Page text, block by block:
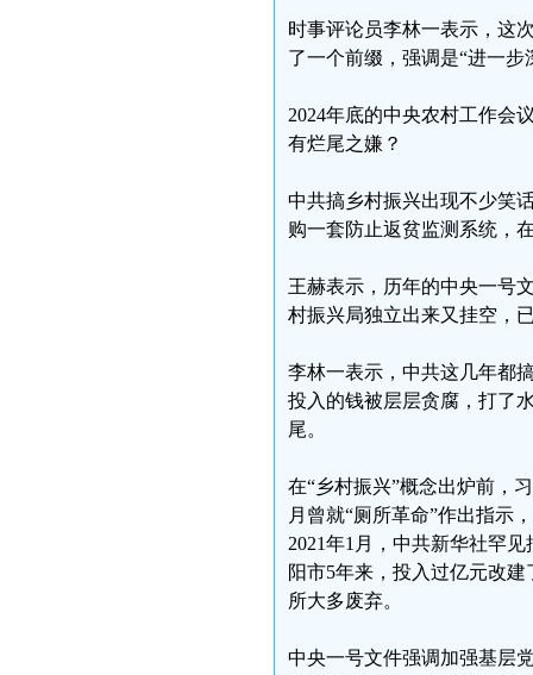
时事评论员李林一表示，这
了一个前缀，强调是“进一
2024年底的中央农村工作会
有烂尾之嫌？
中共搞乡村振兴出现不少笑
购一套防止返贫监测系统，
王赫表示，历年的中央一号
村振兴局独立出来又挂空，
李林一表示，中共这几年都
投入的钱被层层贪腐，打了
尾。
在“乡村振兴”概念出炉前，
月曾就“厕所革命”作出指示
2021年1月，中共新华社罕
阳市5年来，投入过亿元改
所大多废弃。
中央一号文件强调加强基层